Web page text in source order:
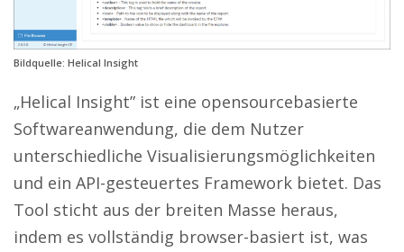
Bildquelle: Helical Insight
„Helical Insight” ist eine opensourcebasierte
Softwareanwendung, die dem Nutzer
unterschiedliche Visualisierungsmöglichkeiten
und ein API-gesteuertes Framework bietet. Das
Tool sticht aus der breiten Masse heraus,
indem es vollständig browser-basiert ist, was